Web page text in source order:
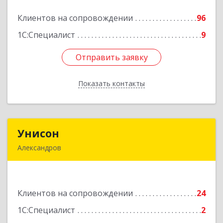
Клиентов на сопровождении
96
1С:Специалист
9
Отправить заявку
Показать контакты
Отправить заявку
Назад
Унисон
Александров
Клиентов на сопровождении
24
1С:Специалист
2
Подробнее